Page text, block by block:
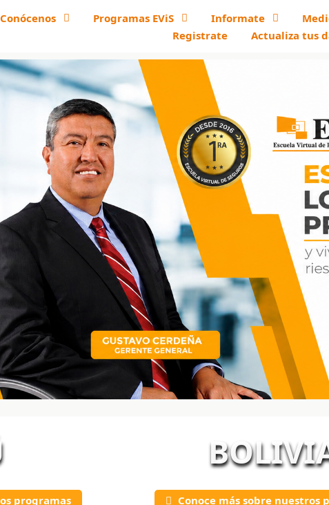
Conócenos Programas EViS Informate
Registrate
Actualiza tus
programas Conoce más sobre nuestros